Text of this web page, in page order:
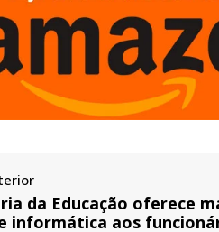
da Educação oferece
informática aos